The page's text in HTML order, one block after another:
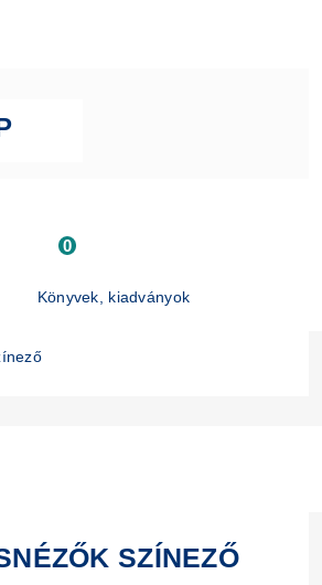
Könyvek, kiadványok
0
SZÍNEZŐ